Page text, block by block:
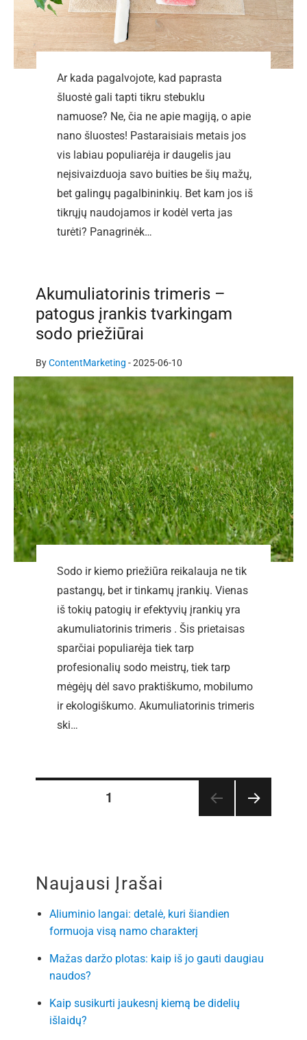
Ar kada pagalvojote, kad paprasta
šluostė gali tapti tikru stebuklu
namuose? Ne, čia ne apie magiją, o apie
nano šluostes! Pastaraisiais metais jos
vis labiau populiarėja ir daugelis jau
neįsivaizduoja savo buities be šių mažų,
bet galingų pagalbininkių. Bet kam jos iš
tikrųjų naudojamos ir kodėl verta jas
turėti? Panagrinėk…
Akumuliatorinis trimeris –
patogus įrankis tvarkingam
sodo priežiūrai
ByContentMarketing -2025-06-10
Sodo ir kiemo priežiūra reikalauja ne tik
pastangų, bet ir tinkamų įrankių. Vienas
iš tokių patogių ir efektyvių įrankių yra
akumuliatorinis trimeris . Šis prietaisas
sparčiai populiarėja tiek tarp
profesionalių sodo meistrų, tiek tarp
mėgėjų dėl savo praktiškumo, mobilumo
ir ekologiškumo. Akumuliatorinis trimeris
ski…
1
Naujausi Įrašai
Aliuminio langai: detalė, kuri šiandien
formuoja visą namo charakterį
Mažas daržo plotas: kaip iš jo gauti daugiau
naudos?
Kaip susikurti jaukesnį kiemą be didelių
išlaidų?